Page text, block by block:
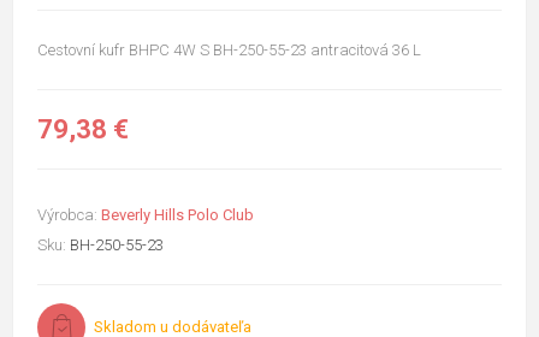
Cestovní kufr BHPC 4W S BH-250-55-23 antracitová 36 L
79,38 €
Výrobca: Beverly Hills Polo Club
Sku: BH-250-55-23
Skladom u dodávateľa